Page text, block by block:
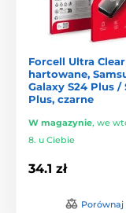
Forcell Ultra Clear
hartowane,
Galaxy S24 Plus /
Plus, czarne
W magazynie, we
8. u Ciebie
34.1 zł
Porównaj